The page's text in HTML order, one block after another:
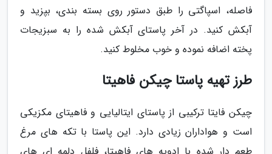
فاصله، اسپاگتی را طبق دستور روی بسته بندی، بپزید و
آبکش کنید. در آخر پاستای آبکش شده را به سبزیجات
پخته اضافه نموده و خوب مخلوط کنید.
طرز تهیه پاستا چیکن فاهیتا
چیکن فایتا ترکیبی از پاستای ایتالیایی و فاهیتای مکزیکی
است و هواداران زیادی دارد. این پاستا با تکه های مرغ